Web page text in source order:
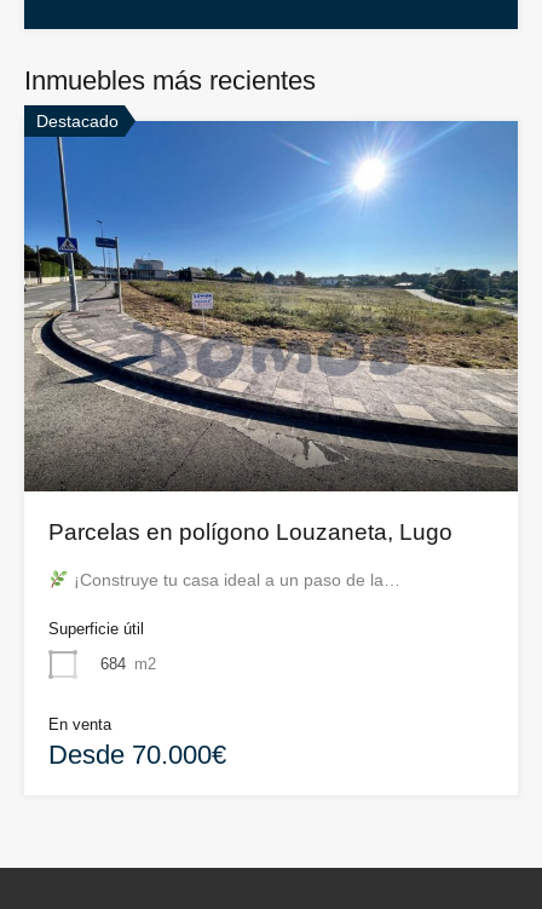
Inmuebles más recientes
Destacado
Parcelas en polígono Louzaneta, Lugo
¡Construye tu casa ideal a un paso de la…
Superficie útil
684 m2
En venta
Desde 70.000€